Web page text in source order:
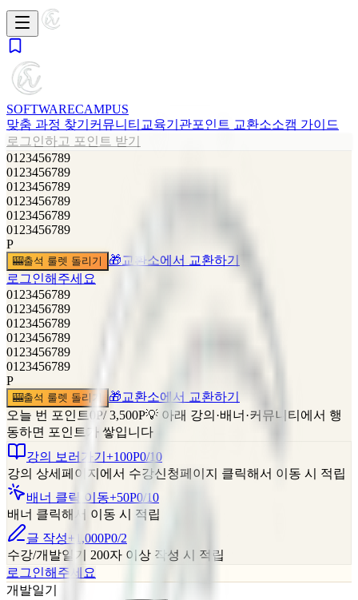
SOFTWARECAMPUS
맞춤 과정 찾기 커뮤니티 교육기관포인트 교환소소캠 가이드
로그인하고 포인트 받기
01 23456789
01 23456789
01 23456789
01 23456789
01 23456789
01 23456789
P
🎰출석 룰렛 돌리기 🎁교환소에서 교환하기
로그인해주세요
01 23456789
01 23456789
01 23456789
01 23456789
01 23456789
01 23456789
P
🎰출석 룰렛 돌리기 🎁교환소에서 교환하기
오늘 번 포인트 0 P/3,500P💡 아래 강의·배너·커뮤니티에서 행
동하면 포인트가 쌓입니다
강의 보러가기 +100P0/10
강의 상세페이지에서 수강신청페이지 클릭해서 이동 시 적립
배너 클릭 이동+50P0/10
배너 클릭해서 이동 시 적립
글 작성+1,000P0/2
수강/개발일기 200자 이상 작성 시 적립
로그인해주세요
개발일기